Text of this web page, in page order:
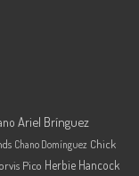
Ariel Brínguez
Chano Domínguez Chick
Pico Herbie Hancock